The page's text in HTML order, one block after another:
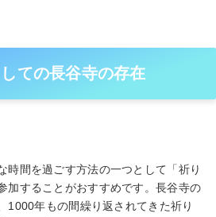
ての長谷寺の存在
時間を過ごす方法の一つとして「祈り
加することがおすすめです。長谷寺の
1000年もの間繰り返されてきた祈り